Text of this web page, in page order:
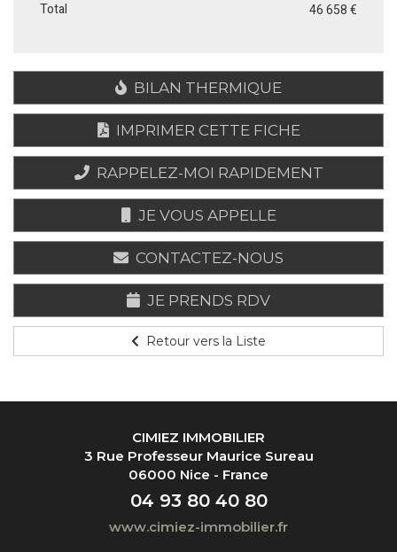
Total
46 658 €
BILAN THERMIQUE
IMPRIMER CETTE FICHE
RAPPELEZ-MOI RAPIDEMENT
JE VOUS APPELLE
CONTACTEZ-NOUS
JE PRENDS RDV
Retour vers la Liste
CIMIEZ IMMOBILIER
3 Rue Professeur Maurice Sureau
06000 Nice - France
04 93 80 40 80
www.cimiez-immobilier.fr